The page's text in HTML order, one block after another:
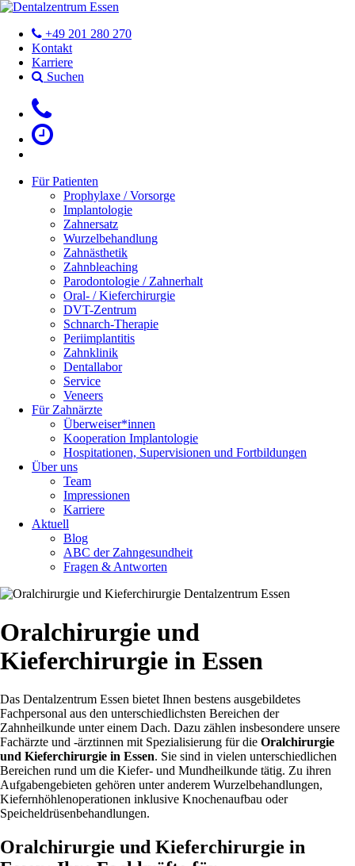
+49 201 280 270
Kontakt
Karriere
Suchen
Für Patienten
Prophylaxe / Vorsorge
Implantologie
Zahnersatz
Wurzelbehandlung
Zahnästhetik
Zahnbleaching
Parodontologie / Zahnerhalt
Oral- / Kieferchirurgie
DVT-Zentrum
Schnarch-Therapie
Periimplantitis
Zahnklinik
Dentallabor
Service
Veneers
Für Zahnärzte
Überweiser*innen
Kooperation Implantologie
Hospitationen, Supervisionen und Fortbildungen
Über uns
Team
Impressionen
Karriere
Aktuell
Blog
ABC der Zahngesundheit
Fragen & Antworten
Oralchirurgie und
Kieferchirurgie in Essen
Das Dentalzentrum Essen bietet Ihnen bestens ausgebildetes
Fachpersonal aus den unterschiedlichsten Bereichen der
Zahnheilkunde unter einem Dach. Dazu zählen insbesondere unsere
Fachärzte und -ärztinnen mit Spezialisierung für die Oralchirurgie
und Kieferchirurgie in Essen. Sie sind in vielen unterschiedlichen
Bereichen rund um die Kiefer- und Mundheilkunde tätig. Zu ihren
Aufgabengebieten gehören unter anderem Wurzelbehandlungen,
Kiefernhöhlenoperationen inklusive Knochenaufbau oder
Speicheldrüsenbehandlungen.
Oralchirurgie und Kieferchirurgie in